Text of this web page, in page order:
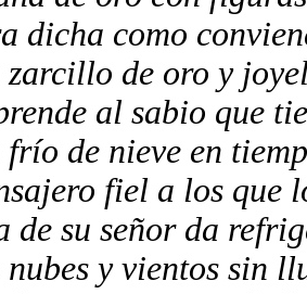
dicha como
zarcillo de oro y
al sabio que
frío de nieve en
fiel a los que
de su señor da
nubes y vientos sin